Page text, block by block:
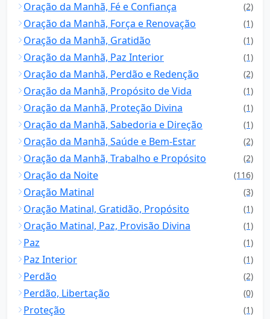
Oração da Manhã, Fé e Confiança (2)
Oração da Manhã, Força e Renovação (1)
Oração da Manhã, Gratidão (1)
Oração da Manhã, Paz Interior (1)
Oração da Manhã, Perdão e Redenção (2)
Oração da Manhã, Propósito de Vida (1)
Oração da Manhã, Proteção Divina (1)
Oração da Manhã, Sabedoria e Direção (1)
Oração da Manhã, Saúde e Bem-Estar (2)
Oração da Manhã, Trabalho e Propósito (2)
Oração da Noite (116)
Oração Matinal (3)
Oração Matinal, Gratidão, Propósito (1)
Oração Matinal, Paz, Provisão Divina (1)
Paz (1)
Paz Interior (1)
Perdão (2)
Perdão, Libertação (0)
Proteção (1)